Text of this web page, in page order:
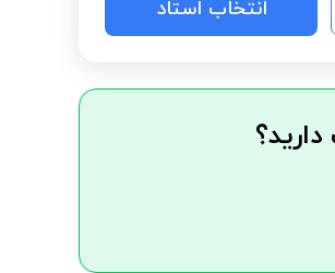
انتخاب استاد